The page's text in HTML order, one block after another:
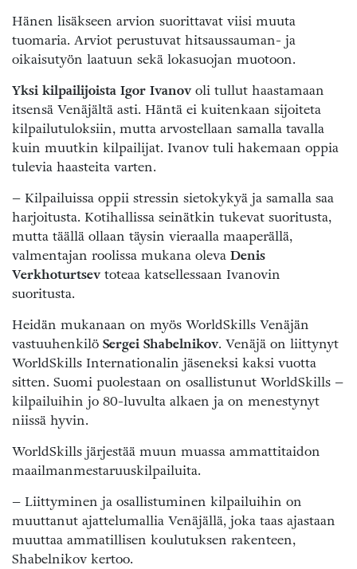
Hänen lisäkseen arvion suorittavat viisi muuta
tuomaria. Arviot perustuvat hitsaussauman- ja
oikaisutyön laatuun sekä lokasuojan muotoon.
Yksi kilpailijoista Igor Ivanovoli tullut haastamaan
itsensä Venäjältä asti. Häntä ei kuitenkaan sijoiteta
kilpailutuloksiin, mutta arvostellaan samalla tavalla
kuin muutkin kilpailijat. Ivanov tuli hakemaan oppia
tulevia haasteita varten.
– Kilpailuissa oppii stressin sietokykyä ja samalla saa
harjoitusta. Kotihallissa seinätkin tukevat suoritusta,
mutta täällä ollaan täysin vieraalla maaperällä,
valmentajan roolissa mukana oleva Denis
Verkhoturtsevtoteaa katsellessaan Ivanovin
suoritusta.
Heidän mukanaan on myös WorldSkills Venäjän
vastuuhenkilö Sergei Shabelnikov. Venäjä on liittynyt
WorldSkills Internationalin jäseneksi kaksi vuotta
sitten. Suomi puolestaan on osallistunut WorldSkills –
kilpailuihin jo 80-luvulta alkaen ja on menestynyt
niissä hyvin.
WorldSkills järjestää muun muassa ammattitaidon
maailmanmestaruuskilpailuita.
– Liittyminen ja osallistuminen kilpailuihin on
muuttanut ajattelumallia Venäjällä, joka taas ajastaan
muuttaa ammatillisen koulutuksen rakenteen,
Shabelnikov kertoo.